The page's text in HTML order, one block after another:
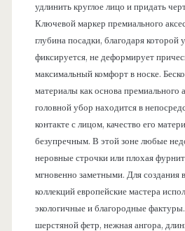
удлинить круглое лицо и придать
Ключевой маркер премиального
глубина посадки, благодаря которой
фиксируется, не деформирует
максимальный комфорт в носке.
материалы как основа премиального
головной убор находится в
контакте с лицом, качество его
безупречным. В этой зоне любые
неровные строчки или плохая
мгновенно заметными. Для создания
коллекций европейские мастера
экологичные и благородные
шерстяной фетр, нежная ангора,